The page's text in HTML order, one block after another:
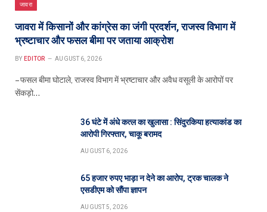
जावरा
जावरा में किसानों और कांग्रेस का जंगी प्रदर्शन, राजस्व विभाग में
भ्रष्टाचार और फसल बीमा पर जताया आक्रोश
BY EDITOR AUGUST 6, 2026
– फसल बीमा घोटाले, राजस्व विभाग में भ्रष्टाचार और अवैध वसूली के आरोपों पर
सेंकड़ो…
36 घंटे में अंधे कत्ल का खुलासा : सिंदुरकिया हत्याकांड का
आरोपी गिरफ्तार, चाकू बरामद
AUGUST 6, 2026
65 हजार रुपए भाड़ा न देने का आरोप, ट्रक चालक ने
एसडीएम को सौंपा ज्ञापन
AUGUST 5, 2026